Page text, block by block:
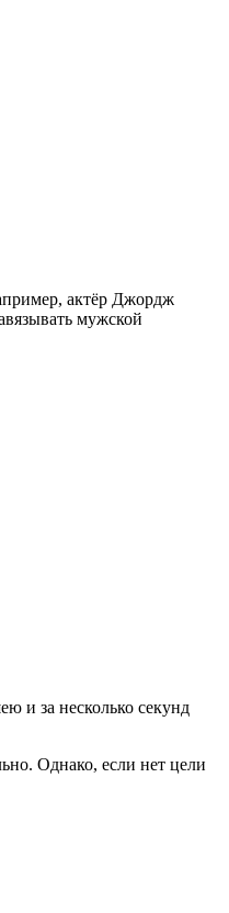
актёр Джордж
мужской
и за несколько секунд
Однако, если нет цели